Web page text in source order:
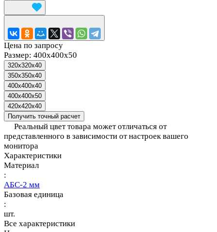
Цена по запросу
Размер: 400x400x50
320x320x40
350x350x40
400x400x40
400x400x50
420x420x40
Получить точный расчет
Реальный цвет товара может отличаться от
представленного в зависимости от настроек вашего
монитора
Характеристики
Материал
:
АБС-2 мм
Базовая единица
:
шт.
Все характеристики